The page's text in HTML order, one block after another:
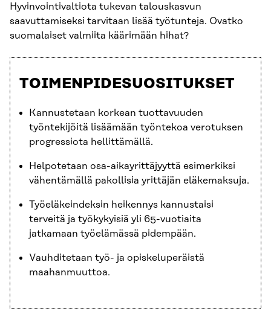
Hyvinvointivaltiota tukevan talouskasvun
saavuttamiseksi tarvitaan lisää työtunteja. Ovatko
suomalaiset valmiita käärimään hihat?
TOIMENPIDESUOSITUKSET
Kannustetaan korkean tuottavuuden
työntekijöitä lisäämään työntekoa verotuksen
progressiota hellittämällä.
Helpotetaan osa-aikayrittäjyyttä esimerkiksi
vähentämällä pakollisia yrittäjän eläkemaksuja.
Työeläkeindeksin heikennys kannustaisi
terveitä ja työkykyisiä yli 65-vuotiaita
jatkamaan työelämässä pidempään.
Vauhditetaan työ- ja opiskeluperäistä
maahanmuuttoa.